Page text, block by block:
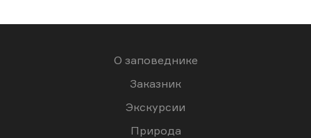
О заповеднике
Заказник
Экскурсии
Природа